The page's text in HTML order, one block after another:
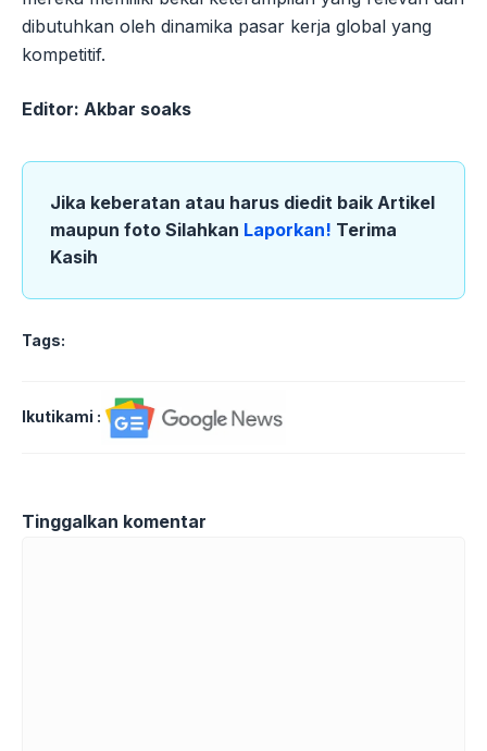
dibutuhkan oleh dinamika pasar kerja global yang
kompetitif.
Editor: Akbar soaks
Jika keberatan atau harus diedit baik Artikel
maupun foto Silahkan Laporkan! Terima
Kasih
Tags:
Ikutikami :
Tinggalkan komentar